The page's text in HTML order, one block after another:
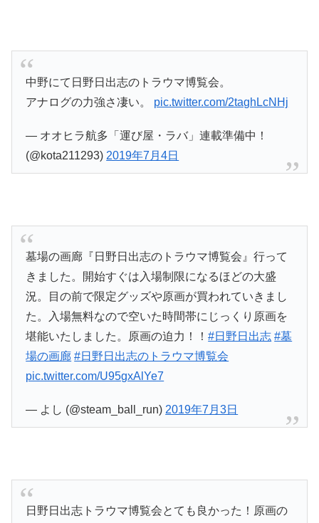
中野にて日野日出志のトラウマ博覧会。
アナログの力強さ凄い。 pic.twitter.com/2taghLcNHj
— オオヒラ航多「運び屋・ラバ」連載準備中！
(@kota211293) 2019年7月4日
墓場の画廊『日野日出志のトラウマ博覧会』行って
きました。開始すぐは入場制限になるほどの大盛
況。目の前で限定グッズや原画が買われていきまし
た。入場無料なので空いた時間帯にじっくり原画を
堪能いたしました。原画の迫力！！#日野日出志 #墓
場の画廊 #日野日出志のトラウマ博覧会
pic.twitter.com/U95gxAlYe7
— よし (@steam_ball_run) 2019年7月3日
日野日出志トラウマ博覧会とても良かった！原画の